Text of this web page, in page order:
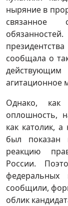
ныряние в
связанное
сообщала о
агитационное
Однако, как
оплошность,
как католик,
был
реакцию
России.
сообщили,
облик